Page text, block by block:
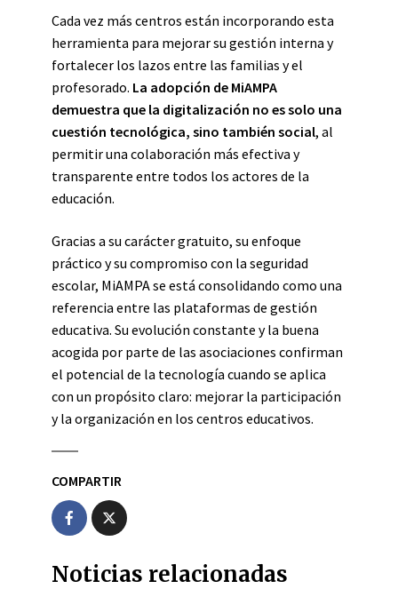
Cada vez más centros están incorporando esta
herramienta para mejorar su gestión interna y
fortalecer los lazos entre las familias y el
profesorado. La adopción de MiAMPA
demuestra que la digitalización no es solo una
cuestión tecnológica, sino también social, al
permitir una colaboración más efectiva y
transparente entre todos los actores de la
educación.
Gracias a su carácter gratuito, su enfoque
práctico y su compromiso con la seguridad
escolar, MiAMPA se está consolidando como una
referencia entre las plataformas de gestión
educativa. Su evolución constante y la buena
acogida por parte de las asociaciones confirman
el potencial de la tecnología cuando se aplica
con un propósito claro: mejorar la participación
y la organización en los centros educativos.
COMPARTIR
Noticias relacionadas